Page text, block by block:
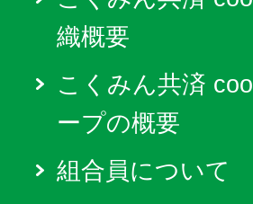
織概要
こくみん共済
ープの概要
組合員について